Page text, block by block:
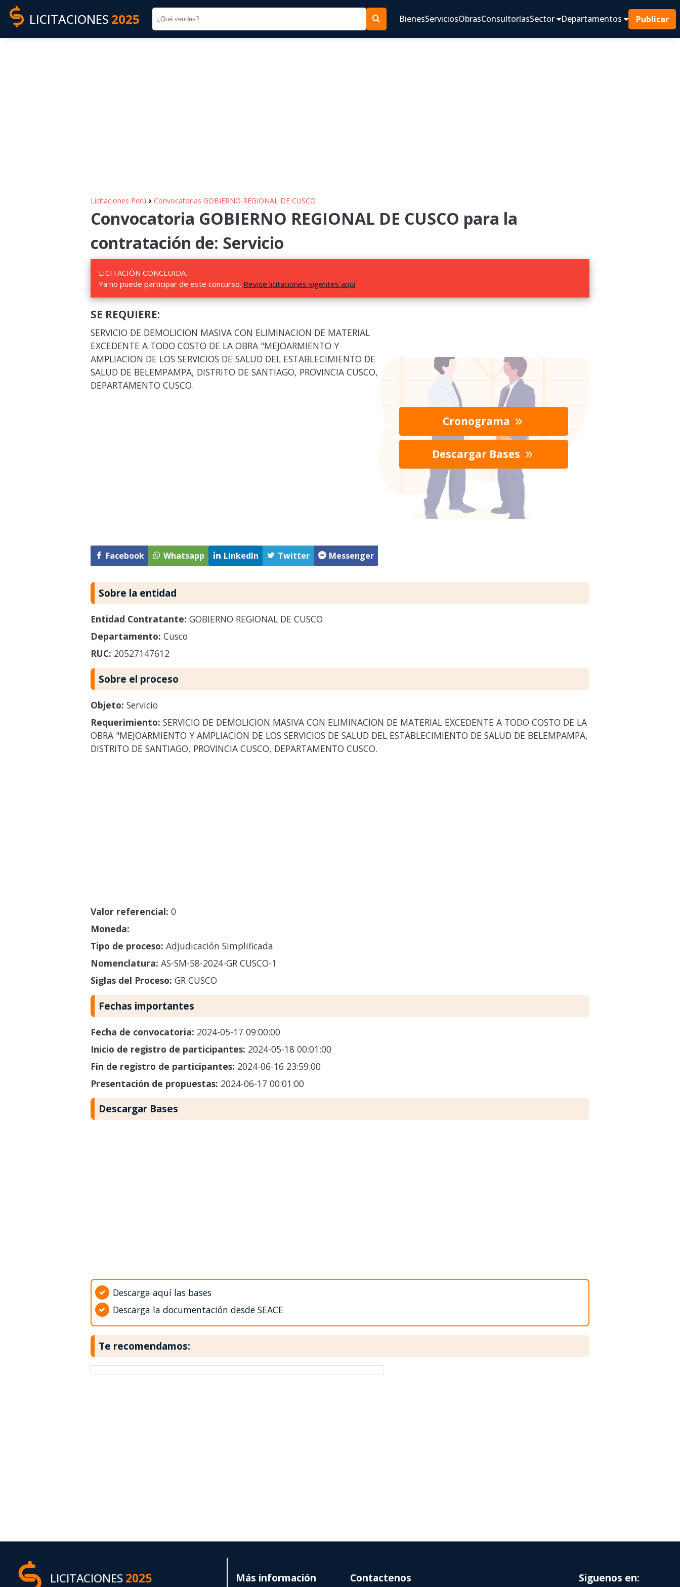
LICITACIONES 2025 BienesServiciosObrasConsultoríasSector Departamentos Publicar
Licitaciones Perú › Convocatorias GOBIERNO REGIONAL DE CUSCO
Convocatoria GOBIERNO REGIONAL DE CUSCO para la
contratación de: Servicio
LICITACIÓN CONCLUIDA.
Ya no puede participar de este concurso. Revise licitaciones vigentes aquí
SE REQUIERE:
SERVICIO DE DEMOLICION MASIVA CON ELIMINACION DE MATERIAL
EXCEDENTE A TODO COSTO DE LA OBRA "MEJOARMIENTO Y
AMPLIACION DE LOS SERVICIOS DE SALUD DEL ESTABLECIMIENTO DE
SALUD DE BELEMPAMPA, DISTRITO DE SANTIAGO, PROVINCIA CUSCO,
DEPARTAMENTO CUSCO.
Facebook Whatsapp LinkedIn Twitter Messenger
Cronograma
Descargar Bases
Sobre la entidad
Entidad Contratante: GOBIERNO REGIONAL DE CUSCO
Departamento: Cusco
RUC: 20527147612
Sobre el proceso
Objeto: Servicio
Requerimiento: SERVICIO DE DEMOLICION MASIVA CON ELIMINACION DE MATERIAL EXCEDENTE A TODO COSTO DE LA
OBRA "MEJOARMIENTO Y AMPLIACION DE LOS SERVICIOS DE SALUD DEL ESTABLECIMIENTO DE SALUD DE BELEMPAMPA,
DISTRITO DE SANTIAGO, PROVINCIA CUSCO, DEPARTAMENTO CUSCO.
Valor referencial: 0
Moneda:
Tipo de proceso: Adjudicación Simplificada
Nomenclatura: AS-SM-58-2024-GR CUSCO-1
Siglas del Proceso: GR CUSCO
Fechas importantes
Fecha de convocatoria: 2024-05-17 09:00:00
Inicio de registro de participantes: 2024-05-18 00:01:00
Fin de registro de participantes: 2024-06-16 23:59:00
Presentación de propuestas: 2024-06-17 00:01:00
Descargar Bases
Descarga aquí las bases
Descarga la documentación desde SEACE
Te recomendamos:
LICITACIONES2025 Más información Contactenos Siguenos en: